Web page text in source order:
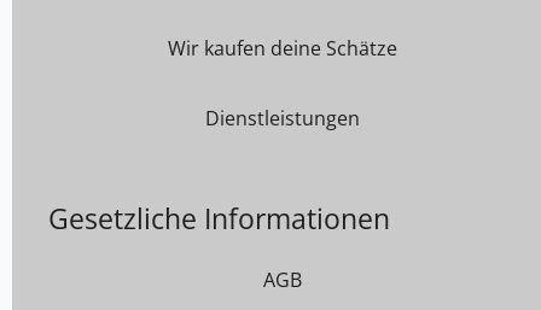
Wir kaufen deine Schätze
Dienstleistungen
Gesetzliche Informationen
AGB